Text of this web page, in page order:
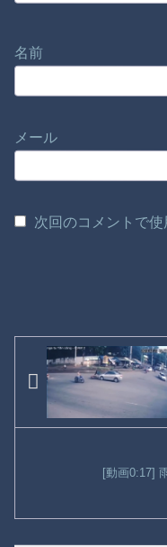
名前
メール
次回のコメントで
[動画0:17]